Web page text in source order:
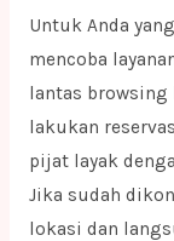
Untuk Anda
mencoba
lantas browsing
lakukan
pijat layak
Jika sudah
lokasi dan